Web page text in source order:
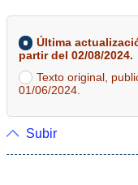
Última
partir del 02/08/2024.
Texto original,
01/06/2024.
Subir